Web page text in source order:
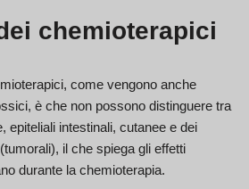
chemioterapici
come vengono anche
è che non possono distinguere tra
epiteliali intestinali, cutanee e dei
il che spiega gli effetti
durante la chemioterapia.